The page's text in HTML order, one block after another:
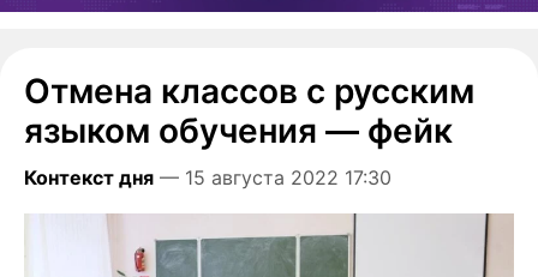
Отмена классов с русским
языком обучения — фейк
Контекст дня — 15 августа 2022 17:30